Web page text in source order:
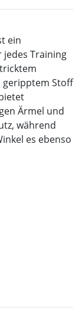
ein
jedes Training
geripptem Stoff
Ärmel und
während
es ebenso